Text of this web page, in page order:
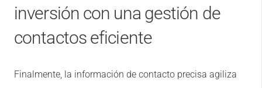
inversión con una gestión de
contactos eficiente
Finalmente, la información de contacto precisa agiliza